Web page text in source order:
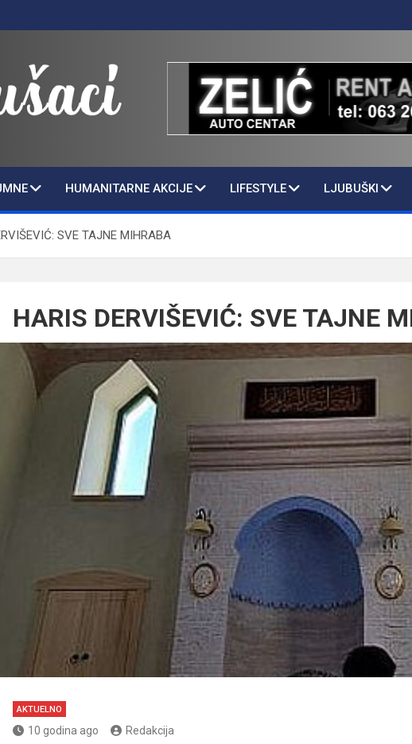
HUMANITARNE AKCIJE LIFESTYLE LJUBUŠKI
SVE TAJNE MIHRABA
HARIS DERVIŠEVIĆ: SVE TAJNE
AKTUELNO
10 godina ago Redakcija